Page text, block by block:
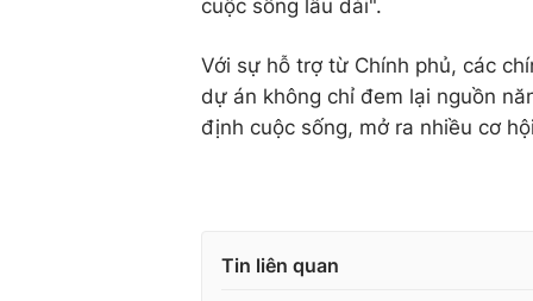
cuộc sống lâu dài".
Với sự hỗ trợ từ Chính phủ, các
dự án không chỉ đem lại nguồn
định cuộc sống, mở ra nhiều cơ
Tin liên quan